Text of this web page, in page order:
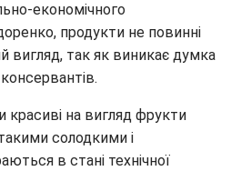
економічного
продукти не повинні
вигляд, так як виникає думка
красиві на вигляд фрукти
солодкими і
в стані технічної